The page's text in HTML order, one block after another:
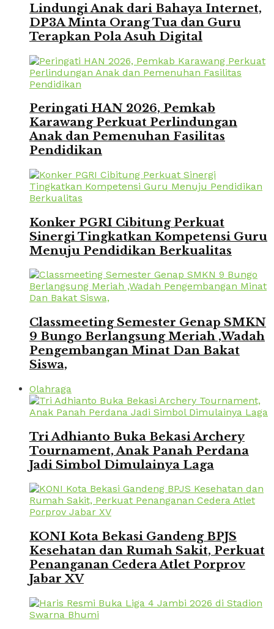
Lindungi Anak dari Bahaya Internet,
DP3A Minta Orang Tua dan Guru
Terapkan Pola Asuh Digital
Peringati HAN 2026, Pemkab
Karawang Perkuat Perlindungan
Anak dan Pemenuhan Fasilitas
Pendidikan
Konker PGRI Cibitung Perkuat
Sinergi Tingkatkan Kompetensi Guru
Menuju Pendidikan Berkualitas
Classmeeting Semester Genap SMKN
9 Bungo Berlangsung Meriah ,Wadah
Pengembangan Minat Dan Bakat
Siswa,
Olahraga
Tri Adhianto Buka Bekasi Archery
Tournament, Anak Panah Perdana
Jadi Simbol Dimulainya Laga
KONI Kota Bekasi Gandeng BPJS
Kesehatan dan Rumah Sakit, Perkuat
Penanganan Cedera Atlet Porprov
Jabar XV